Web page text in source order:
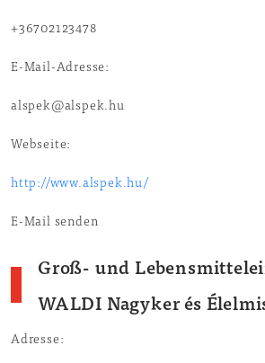
+36702123478
E-Mail-Adresse:
alspek@alspek.hu
Webseite:
http://www.alspek.hu/
E-Mail senden
Groß- und
WALDI Nagyker és
Adresse: